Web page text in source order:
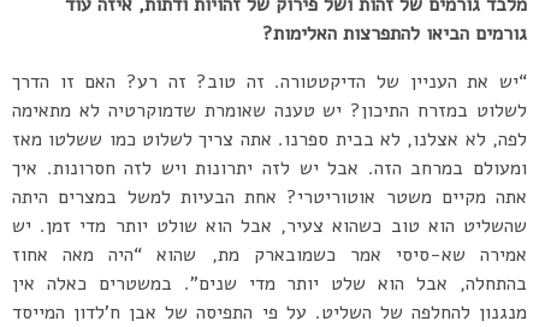
גורמים הביאו להתפרצות האלימות?
“יש את העניין של הדיקטטורה. זה טוב? זה רע? האם זו הדרך
לשלוט במזרח התיכון? יש טענה שאומרת שדמוקרטיה לא מתאימה
לפה, לא אצלנו, לא בבית ספרנו. אתה צריך לשלוט כמו ששלטו מאז
ומעולם במרחב הזה. אבל יש לזה יתרונות ויש לזה חסרונות. איך
אתה מקיים משטר אוטוריטרי? אחת הבעיות למשל במצרים היתה
שהשליט הוא טוב כשהוא צעיר, אבל הוא שולט יותר מדי זמן. יש
אמירה שא-סיסי אמר כשמובארק מת, שהוא “היה מאה אחוז
בהתחלה, אבל הוא שלט יותר מדי שנים”. במשטרים כאלה אין
מנגנון להחלפה של השליט. על פי התפיסה של אבן ח’לדון המייסד